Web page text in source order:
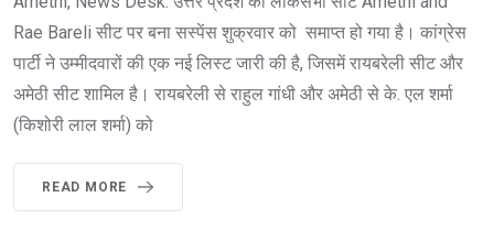
Rae Bareli सीट पर बना सस्पेंस शुक्रवार को समाप्त हो गया है। कांग्रेस
पार्टी ने उम्मीदवारों की एक नई लिस्ट जारी की है, जिसमें रायबरेली सीट और
अमेठी सीट शामिल है। रायबरेली से राहुल गांधी और अमेठी से के. एल शर्मा
(किशोरी लाल शर्मा) को
READ MORE